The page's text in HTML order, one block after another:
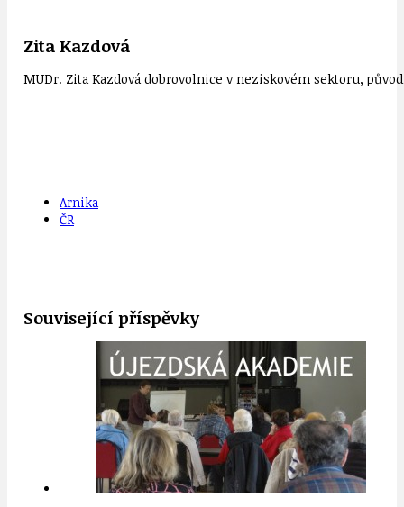
Zita Kazdová
MUDr. Zita Kazdová dobrovolnice v neziskovém sektoru,
Arnika
ČR
Související příspěvky